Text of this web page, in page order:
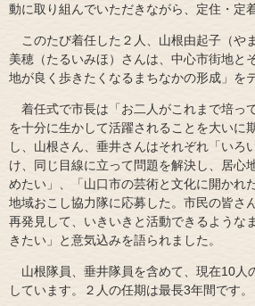
動に取り組んでいただきながら、定住・定
このたび着任した２人、山根由起子（や
美穂（たるいみほ）さんは、中心市街地と
地が良く歩きたくなるまちなかの形成」を
着任式で市長は「お二人がこれまで培っ
を十分に生かして活躍されることを大いに
し、山根さん、垂井さんはそれぞれ「いろ
け、同じ目線に立って問題を解決し、居心
めたい」、「山口市の芸術と文化に開かれ
地域おこし協力隊に応募した。市民の皆さ
再発見して、いきいきと活動できるような
きたい」と意気込みを語られました。
山根隊員、垂井隊員を含めて、現在10人
しています。２人の任期は最長3年間です。